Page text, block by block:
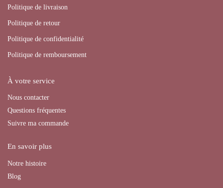
Politique de livraison
Politique de retour
Politique de confidentialité
Politique de remboursement
À votre service
Nous contacter
Questions fréquentes
Suivre ma commande
En savoir plus
Notre histoire
Blog